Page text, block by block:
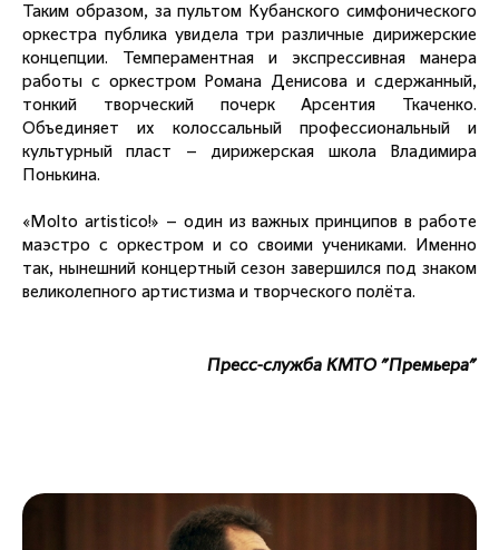
Таким образом, за пультом Кубанского симфонического
оркестра публика увидела три различные дирижерские
концепции. Темпераментная и экспрессивная манера
работы с оркестром Романа Денисова и сдержанный,
тонкий творческий почерк Арсентия Ткаченко.
Объединяет их колоссальный профессиональный и
культурный пласт – дирижерская школа Владимира
Понькина.
«Molto artistico!» – один из важных принципов в работе
маэстро с оркестром и со своими учениками. Именно
так, нынешний концертный сезон завершился под знаком
великолепного артистизма и творческого полёта.
Пресс-служба КМТО "Премьера"